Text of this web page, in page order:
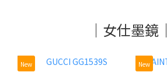
｜女仕墨鏡｜
New New